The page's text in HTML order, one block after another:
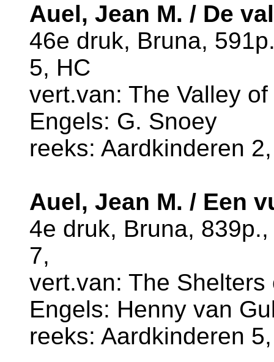
Auel, Jean M. / De
46e druk, Bruna,
5, HC
vert.van: The Valley
Engels: G. Snoey
reeks: Aardkinderen
Auel, Jean M. / Een
4e druk, Bruna,
7,
vert.van: The
Engels: Henny van
reeks: Aardkinderen